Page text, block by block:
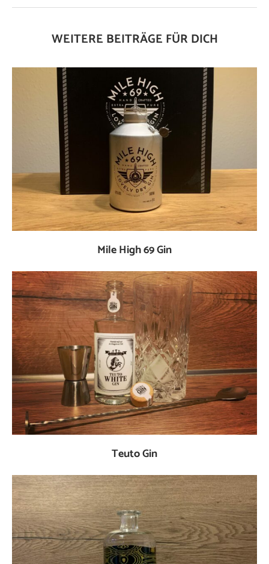
WEITERE BEITRÄGE FÜR DICH
Mile High 69 Gin
Teuto Gin